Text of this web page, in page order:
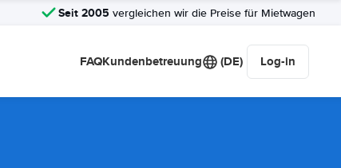
Seit 2005 vergleichen wir die Preise für Mietwagen
FAQKundenbetreuung (DE) Log-in